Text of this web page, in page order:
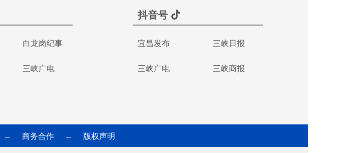
白龙岗纪事
三峡广电
抖音号
宜昌发布 三峡日报
三峡广电 三峡商报
— 商务合作 — 版权声明